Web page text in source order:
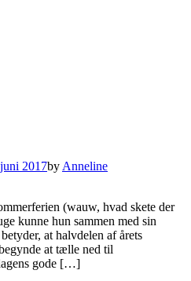
2017by Anneline
(wauw, hvad skete der
kunne hun sammen med sin
at halvdelen af årets
at tælle ned til
gode […]